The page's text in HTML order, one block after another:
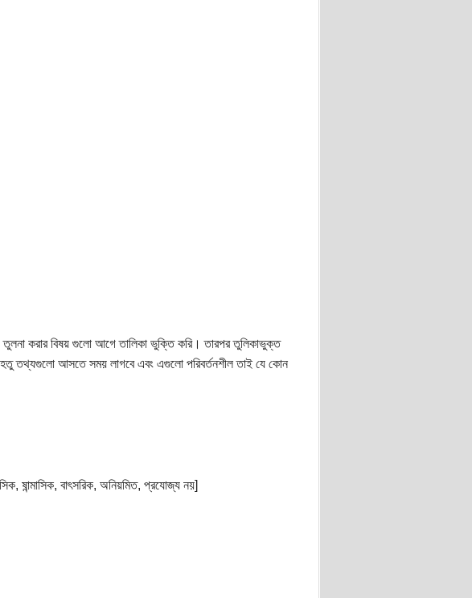
করার বিষয় গুলো আগে তালিকা ভুক্তি করি। তারপর তুলিকাভুক্ত
তথ্যগুলো আসতে সময় লাগবে এবং এগুলো পরিবর্তনশীল তাই যে কোন
ষান্মাসিক, বাৎসরিক, অনিয়মিত, প্রযোজ্য নয়]